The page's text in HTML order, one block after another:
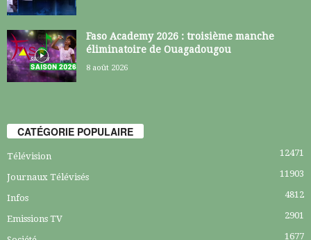
Faso Academy 2026 : troisième manche
éliminatoire de Ouagadougou
8 août 2026
CATÉGORIE POPULAIRE
Télévision 12471
Journaux Télévisés 11903
Infos 4812
Emissions TV 2901
1677